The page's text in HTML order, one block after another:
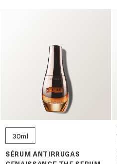
30ml
SÉRUM ANTIRRUGAS